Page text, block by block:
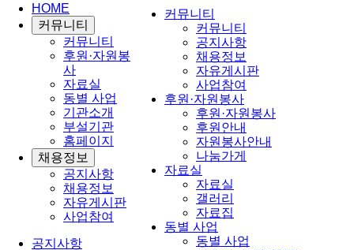
커뮤니티
커뮤니티
공지사항
채용정보
자유게시판
사업참여
후원·자원봉사
후원·자원봉사
후원안내
자원봉사안내
나눔가게
자료실
자료실
갤러리
자료집
동별 사업
동별 사업
HOME
커뮤니티
커뮤니티
후원·자원봉
사
자료실
동별 사업
기관소개
부설기관
홈페이지
채용정보
공지사항
채용정보
자유게시판
사업참여
공지사항